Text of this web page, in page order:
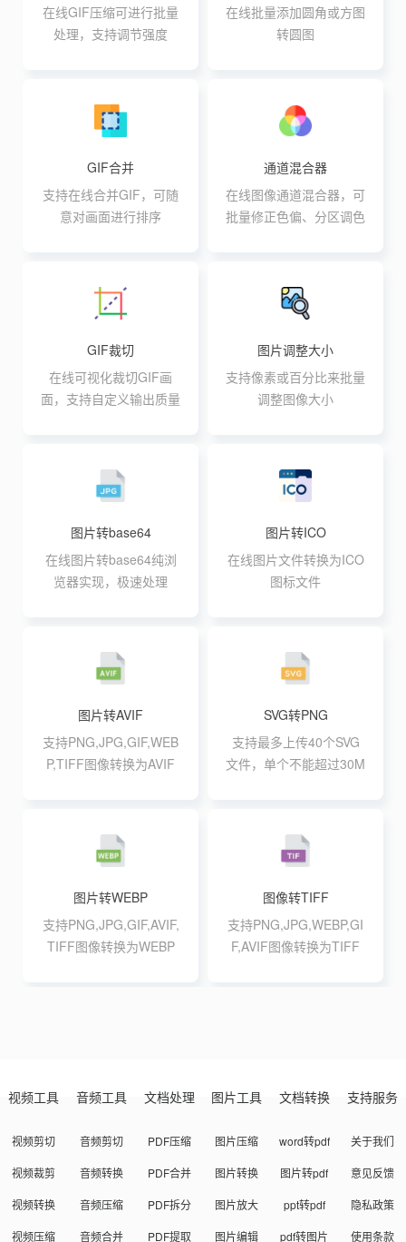
在线GIF压缩可进行批量
处理，支持调节强度
在线批量添加圆角或方图
转圆图
GIF合并
支持在线合并GIF，可随
意对画面进行排序
通道混合器
在线图像通道混合器，可
批量修正色偏、分区调色
GIF裁切
在线可视化裁切GIF画
面，支持自定义输出质量
图片调整大小
支持像素或百分比来批量
调整图像大小
图片转base64
在线图片转base64纯浏
览器实现，极速处理
图片转ICO
在线图片文件转换为ICO
图标文件
图片转AVIF
支持PNG,JPG,GIF,WEB
P,TIFF图像转换为AVIF
SVG转PNG
支持最多上传40个SVG
文件，单个不能超过30M
图片转WEBP
支持PNG,JPG,GIF,AVIF,
TIFF图像转换为WEBP
图像转TIFF
支持PNG,JPG,WEBP,GI
F,AVIF图像转换为TIFF
视频工具
视频剪切
视频裁剪
视频转换
视频压缩
音频工具
音频剪切
音频转换
音频压缩
音频合并
文档处理
PDF压缩
PDF合并
PDF拆分
PDF提取
图片工具
图片压缩
图片转换
图片放大
图片编辑
文档转换
word转pdf
图片转pdf
ppt转pdf
pdf转图片
支持服务
关于我们
意见反馈
隐私政策
使用条款